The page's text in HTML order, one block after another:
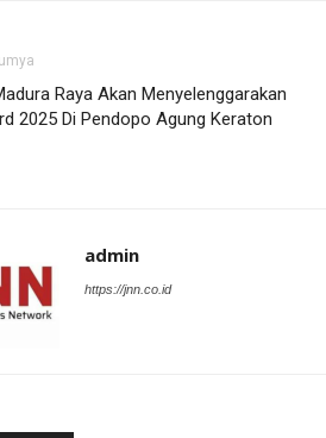
Raya Akan Menyelenggarakan
2025 Di Pendopo Agung Keraton
admin
https://jnn.co.id